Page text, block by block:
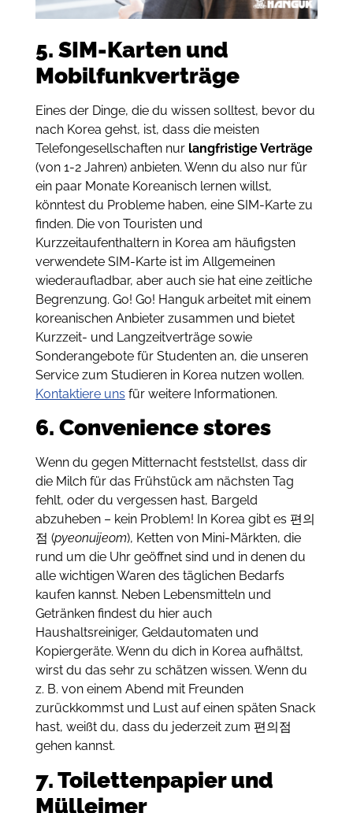
5. SIM-Karten und
Mobilfunkverträge
Eines der Dinge, die du wissen solltest, bevor du
nach Korea gehst, ist, dass die meisten
Telefongesellschaften nur langfristige Verträge
(von 1-2 Jahren) anbieten. Wenn du also nur für
ein paar Monate Koreanisch lernen willst,
könntest du Probleme haben, eine SIM-Karte zu
finden. Die von Touristen und
Kurzzeitaufenthaltern in Korea am häufigsten
verwendete SIM-Karte ist im Allgemeinen
wiederaufladbar, aber auch sie hat eine zeitliche
Begrenzung. Go! Go! Hanguk arbeitet mit einem
koreanischen Anbieter zusammen und bietet
Kurzzeit- und Langzeitverträge sowie
Sonderangebote für Studenten an, die unseren
Service zum Studieren in Korea nutzen wollen.
Kontaktiere uns für weitere Informationen.
6. Convenience stores
Wenn du gegen Mitternacht feststellst, dass dir
die Milch für das Frühstück am nächsten Tag
fehlt, oder du vergessen hast, Bargeld
abzuheben – kein Problem! In Korea gibt es 편의
점 (pyeonuijeom), Ketten von Mini-Märkten, die
rund um die Uhr geöffnet sind und in denen du
alle wichtigen Waren des täglichen Bedarfs
kaufen kannst. Neben Lebensmitteln und
Getränken findest du hier auch
Haushaltsreiniger, Geldautomaten und
Kopiergeräte. Wenn du dich in Korea aufhältst,
wirst du das sehr zu schätzen wissen. Wenn du
z. B. von einem Abend mit Freunden
zurückkommst und Lust auf einen späten Snack
hast, weißt du, dass du jederzeit zum 편의점
gehen kannst.
7. Toilettenpapier und
Mülleimer